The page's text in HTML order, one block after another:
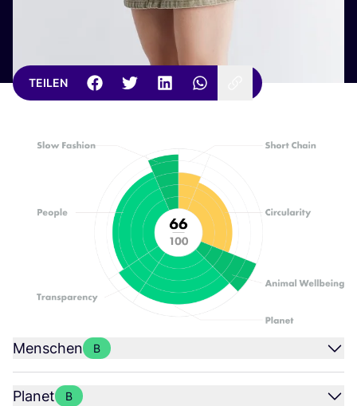
TEILEN
Menschen B
Planet B